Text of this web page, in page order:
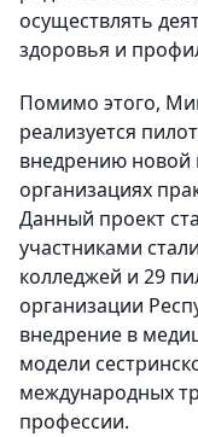
осуществлять
здоровья и
Помимо этого,
реализуется
внедрению новой
организациях
Данный проект
участниками
колледжей и 29
организации
внедрение в
модели
международных
профессии.